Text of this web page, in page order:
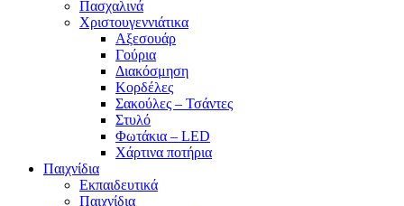
Πασχαλινά
Χριστουγεννιάτικα
Αξεσουάρ
Γούρια
Διακόσμηση
Κορδέλες
Σακούλες – Τσάντες
Στυλό
Φωτάκια – LED
Χάρτινα ποτήρια
Παιχνίδια
Εκπαιδευτικά
Παιχνίδια